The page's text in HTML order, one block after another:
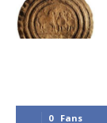
0 Fans